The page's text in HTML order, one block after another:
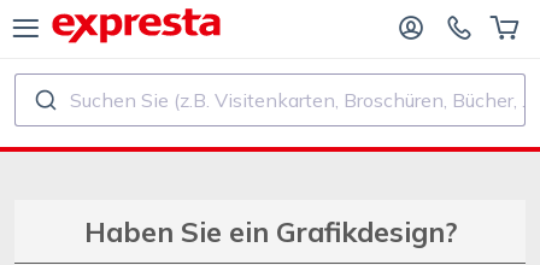
PRODUKTE
VERLAGE UND AUTOREN
Suchen Sie (z.B. Visitenkarten, Broschüren, Bücher, ...)
Haben Sie ein Grafikdesign?